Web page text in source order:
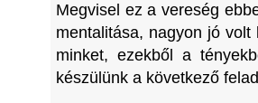
Megvisel ez a vereség
mentalitása, nagyon jó
minket, ezekből a
készülünk a következő